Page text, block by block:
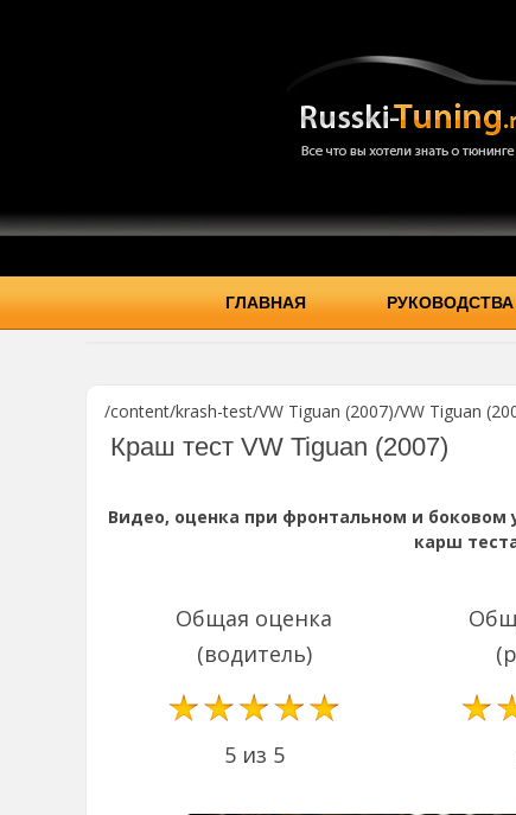
ГЛАВНАЯ
/content/krash-test/VW Tiguan (2007)/VW Tiguan
Краш тест VW Tiguan (2007)
Видео, оценка при фронтальном и
карш
Общая оценка
(водитель)
5 из 5